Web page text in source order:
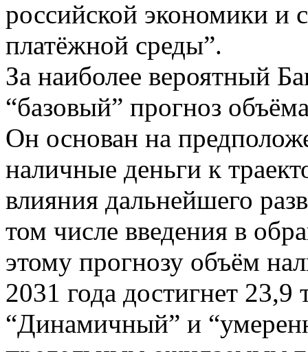
российской экономики и
платёжной среды”.
За наиболее вероятный
“базовый” прогноз
Он основан на
наличные деньги к
влияния дальнейшего
том числе введения в
этому прогнозу объём
2031 года достигнет 23,9
“Динамичный” и